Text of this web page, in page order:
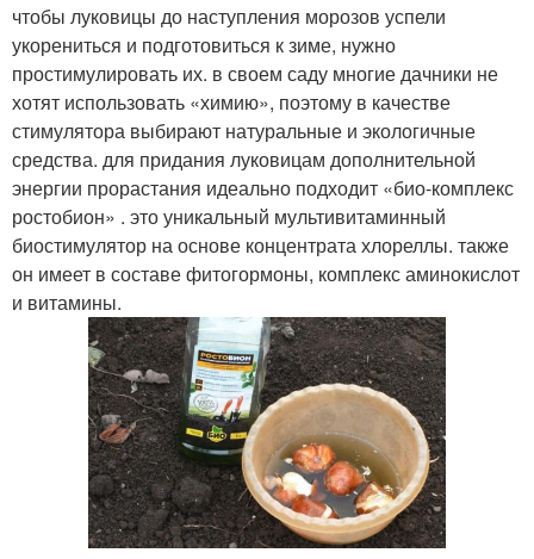
чтобы луковицы до наступления морозов успели
укорениться и подготовиться к зиме, нужно
простимулировать их. в своем саду многие дачники не
хотят использовать «химию», поэтому в качестве
стимулятора выбирают натуральные и экологичные
средства. для придания луковицам дополнительной
энергии прорастания идеально подходит «био-комплекс
ростобион» . это уникальный мультивитаминный
биостимулятор на основе концентрата хлореллы. также
он имеет в составе фитогормоны, комплекс аминокислот
и витамины.